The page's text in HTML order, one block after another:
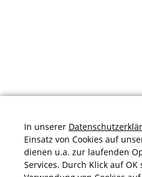
In unserer
Einsatz von Cookies auf
dienen u.a. zur laufenden
Services. Durch Klick auf